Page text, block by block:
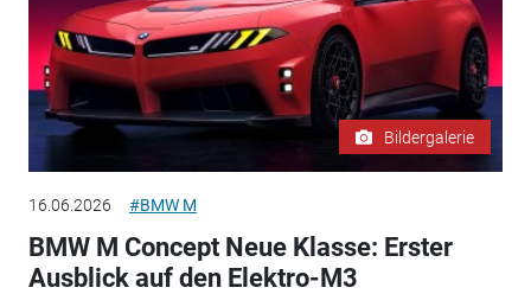
Bildergalerie
16.06.2026 #BMW M
BMW M Concept Neue Klasse: Erster
Ausblick auf den Elektro-M3